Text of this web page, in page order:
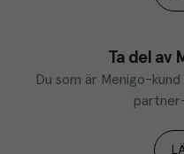
Ta del av
Du som är Menigo-